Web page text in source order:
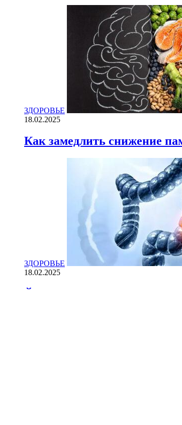
ЗДОРОВЬЕ
18.02.2025
Как замедлить снижение
ЗДОРОВЬЕ
18.02.2025
Йогурт против рака: